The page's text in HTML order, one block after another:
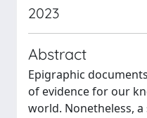
2023
Abstract
Epigraphic
of evidence for our
world. Nonetheless,